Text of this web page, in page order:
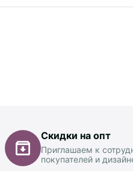
Скидки на опт
Приглашаем к
покупателей и